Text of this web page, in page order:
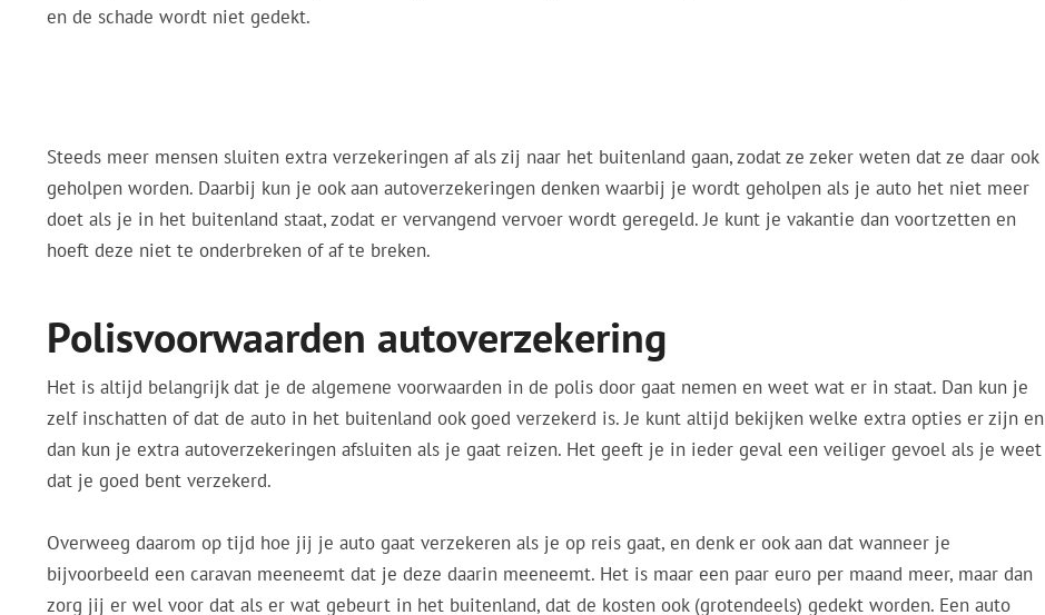
en de schade wordt niet gedekt.
Steeds meer mensen sluiten extra verzekeringen af als zij naar het buitenland gaan, zodat ze zeker weten dat ze daar ook
geholpen worden. Daarbij kun je ook aan autoverzekeringen denken waarbij je wordt geholpen als je auto het niet meer
doet als je in het buitenland staat, zodat er vervangend vervoer wordt geregeld. Je kunt je vakantie dan voortzetten en
hoeft deze niet te onderbreken of af te breken.
Polisvoorwaarden autoverzekering
Het is altijd belangrijk dat je de algemene voorwaarden in de polis door gaat nemen en weet wat er in staat. Dan kun je
zelf inschatten of dat de auto in het buitenland ook goed verzekerd is. Je kunt altijd bekijken welke extra opties er zijn en
dan kun je extra autoverzekeringen afsluiten als je gaat reizen. Het geeft je in ieder geval een veiliger gevoel als je weet
dat je goed bent verzekerd.
Overweeg daarom op tijd hoe jij je auto gaat verzekeren als je op reis gaat, en denk er ook aan dat wanneer je
bijvoorbeeld een caravan meeneemt dat je deze daarin meeneemt. Het is maar een paar euro per maand meer, maar dan
zorg jij er wel voor dat als er wat gebeurt in het buitenland, dat de kosten ook (grotendeels) gedekt worden. Een auto